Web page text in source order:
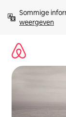
direct
naar
Sommige
weergeven